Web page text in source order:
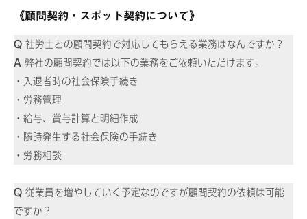
《顧問契約・スポット契約について》
Q 社労士との顧問契約で対応してもらえる業務はなんですか？
A 弊社の顧問契約では以下の業務をご依頼いただけます。
・入退者時の社会保険手続き
・労務管理
・給与、賞与計算と明細作成
・随時発生する社会保険の手続き
・労務相談
Q 従業員を増やしていく予定なのですが顧問契約の依頼は可能
ですか？